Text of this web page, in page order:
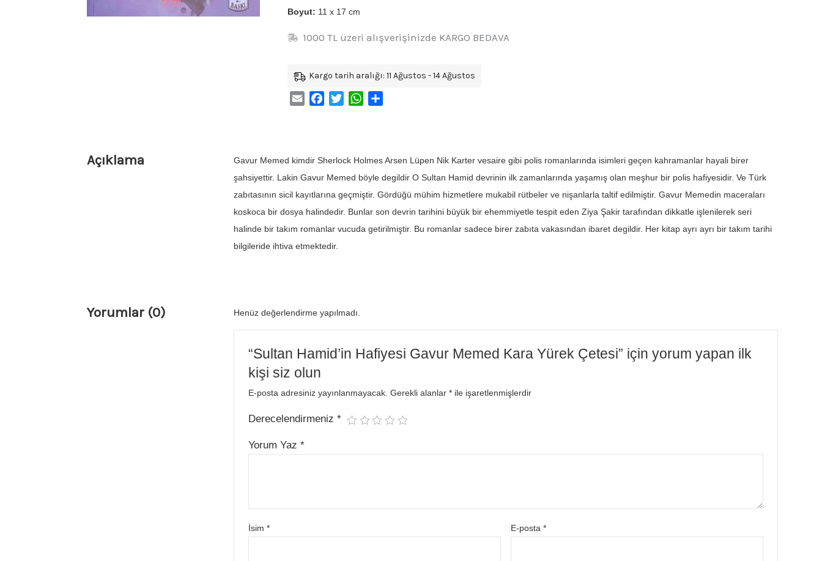
Boyut: 11 x 17 cm
1000 TL üzeri alışverişinizde KARGO BEDAVA
Kargo tarih aralığı: 11 Ağustos - 14 Ağustos
Email FacebookTwitterWhatsApp
Açıklama
Gavur Memed kimdir Sherlock Holmes Arsen Lüpen Nik Karter vesaire gibi polis romanlarında isimleri geçen kahramanlar hayali birer
şahsiyettir. Lakin Gavur Memed böyle degildir O Sultan Hamid devrinin ilk zamanlarında yaşamış olan meşhur bir polis hafiyesidir. Ve Türk
zabıtasının sicil kayıtlarına geçmiştir. Gördüğü mühim hizmetlere mukabil rütbeler ve nişanlarla taltif edilmiştir. Gavur Memedin maceraları
koskoca bir dosya halindedir. Bunlar son devrin tarihini büyük bir ehemmiyetle tespit eden Ziya Şakir tarafından dikkatle işlenilerek seri
halinde bir takım romanlar vucuda getirilmiştir. Bu romanlar sadece birer zabıta vakasından ibaret degildir. Her kitap ayrı ayrı bir takım tarihi
bilgileride ihtiva etmektedir.
Yorumlar (0) Henüz değerlendirme yapılmadı.
“Sultan Hamid’in Hafiyesi Gavur Memed Kara Yürek Çetesi” için yorum yapan ilk
kişi siz olun
E-posta adresiniz yayınlanmayacak. Gerekli alanlar* ile işaretlenmişlerdir
Derecelendirmeniz*
Yorum Yaz*
İsim* E-posta*